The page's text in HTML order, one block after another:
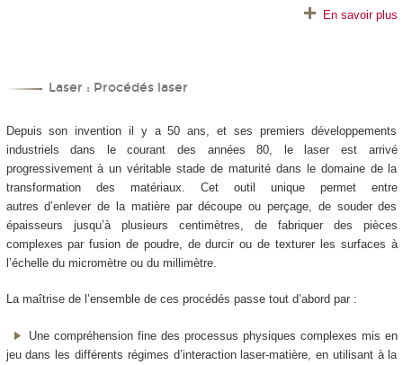
En savoir plus
Laser : Procédés laser
Depuis son invention il y a 50 ans, et ses premiers développements
industriels dans le courant des années 80, le laser est arrivé
progressivement à un véritable stade de maturité dans le domaine de la
transformation des matériaux. Cet outil unique permet entre
autres d’enlever de la matière par découpe ou perçage, de souder des
épaisseurs jusqu’à plusieurs centimètres, de fabriquer des pièces
complexes par fusion de poudre, de durcir ou de texturer les surfaces à
l’échelle du micromètre ou du millimètre.
La maîtrise de l’ensemble de ces procédés passe tout d’abord par :
Une compréhension fine des processus physiques complexes mis en
jeu dans les différents régimes d’interaction laser-matière, en utilisant à la